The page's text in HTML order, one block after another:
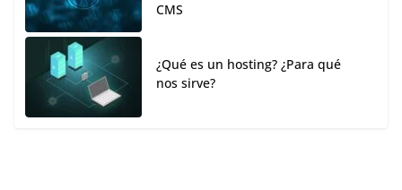
CMS
¿Qué es un hosting? ¿Para qué
nos sirve?